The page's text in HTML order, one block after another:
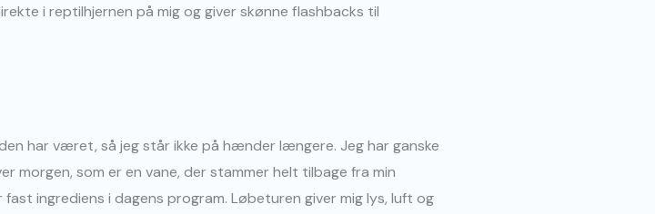
i reptilhjernen på mig og giver skønne flashbacks til
har været, så jeg står ikke på hænder længere. Jeg har ganske
morgen, som er en vane, der stammer helt tilbage fra min
ingrediens i dagens program. Løbeturen giver mig lys, luft og